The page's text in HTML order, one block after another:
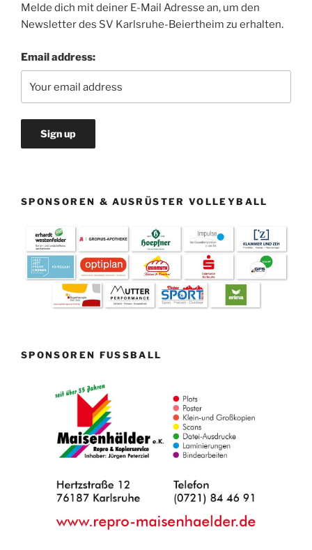
Melde dich mit deiner E-Mail Adresse an, um den
Newsletter des SV Karlsruhe-Beiertheim zu erhalten.
Email address:
SPONSOREN & AUSRÜSTER VOLLEYBALL
SPONSOREN FUSSBALL